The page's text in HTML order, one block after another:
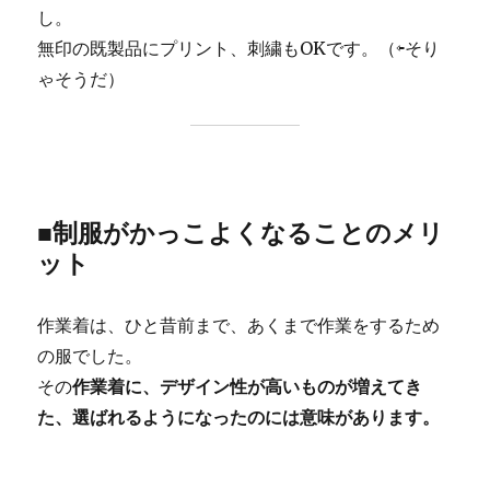
し。
無印の既製品にプリント、刺繍もOKです。（⇦そり
ゃそうだ）
■制服がかっこよくなることのメリ
ット
作業着は、ひと昔前まで、あくまで作業をするため
の服でした。
その作業着に、デザイン性が高いものが増えてき
た、選ばれるようになったのには意味があります。